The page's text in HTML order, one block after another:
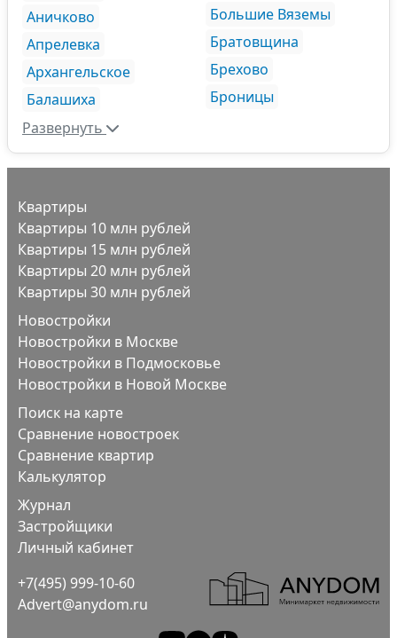
Аничково
Апрелевка
Архангельское
Балашиха
Большие Вяземы
Братовщина
Брехово
Броницы
Развернуть
Квартиры
Квартиры 10 млн рублей
Квартиры 15 млн рублей
Квартиры 20 млн рублей
Квартиры 30 млн рублей
Новостройки
Новостройки в Москве
Новостройки в Подмосковье
Новостройки в Новой Москве
Поиск на карте
Сравнение новостроек
Сравнение квартир
Калькулятор
Журнал
Застройщики
Личный кабинет
+7(495) 999-10-60
Advert@anydom.ru